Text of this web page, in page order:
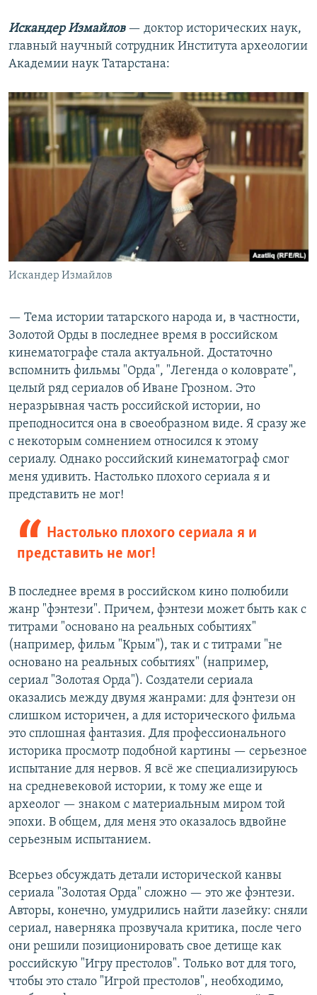
Искандер Измайлов— доктор исторических наук,
главный научный сотрудник Института археологии
Академии наук Татарстана:
Искандер Измайлов
— Тема истории татарского народа и, в частности,
Золотой Орды в последнее время в российском
кинематографе стала актуальной. Достаточно
вспомнить фильмы "Орда", "Легенда о коловрате",
целый ряд сериалов об Иване Грозном. Это
неразрывная часть российской истории, но
преподносится она в своеобразном виде. Я сразу же
с некоторым сомнением относился к этому
сериалу. Однако российский кинематограф смог
меня удивить. Настолько плохого сериала я и
представить не мог!
Настолько плохого сериала я и
представить не мог!
В последнее время в российском кино полюбили
жанр "фэнтези". Причем, фэнтези может быть как с
титрами "основано на реальных событиях"
(например, фильм "Крым"), так и с титрами "не
основано на реальных событиях" (например,
сериал "Золотая Орда"). Создатели сериала
оказались между двумя жанрами: для фэнтези он
слишком историчен, а для исторического фильма
это сплошная фантазия. Для профессионального
историка просмотр подобной картины — серьезное
испытание для нервов. Я всё же специализируюсь
на средневековой истории, к тому же еще и
археолог — знаком с материальным миром той
эпохи. В общем, для меня это оказалось вдвойне
серьезным испытанием.
Всерьез обсуждать детали исторической канвы
сериала "Золотая Орда" сложно — это же фэнтези.
Авторы, конечно, умудрились найти лазейку: сняли
сериал, наверняка прозвучала критика, после чего
они решили позиционировать свое детище как
российскую "Игру престолов". Только вот для того,
чтобы это стало "Игрой престолов", необходимо,